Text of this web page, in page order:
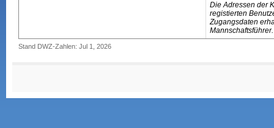
Die Adressen der
registierten
Zugangsdaten
Mannschaftsführer.
Stand DWZ-Zahlen: Jul 1, 2026